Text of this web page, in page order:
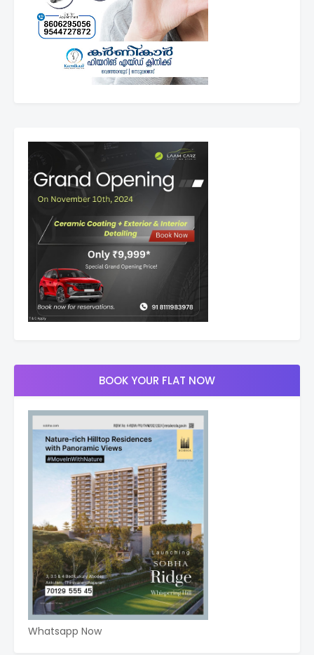
BOOK YOUR FLAT NOW
Whatsapp Now